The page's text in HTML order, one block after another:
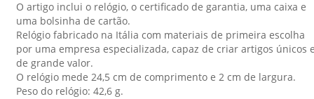
O artigo inclui o relógio, o certificado de garantia, uma caixa e
uma bolsinha de cartão.
Relógio fabricado na Itália com materiais de primeira escolha
por uma empresa especializada, capaz de criar artigos únicos
de grande valor.
O relógio mede 24,5 cm de comprimento e 2 cm de largura.
Peso do relógio: 42,6 g.